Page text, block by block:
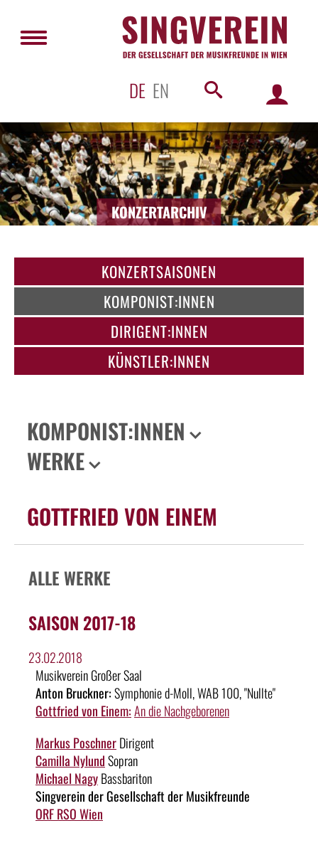
DE EN
KONZERTARCHIV
KONZERTSAISONEN
KOMPONIST:INNEN
DIRIGENT:INNEN
KÜNSTLER:INNEN
KOMPONIST:INNEN
WERKE
GOTTFRIED VON EINEM
ALLE WERKE
SAISON 2017-18
23.02.2018
Musikverein Großer Saal
Anton Bruckner:Symphonie d-Moll, WAB 100, "Nullte"
Gottfried von Einem:An die Nachgeborenen
Markus PoschnerDirigent
Camilla NylundSopran
Michael NagyBassbariton
Singverein der Gesellschaft der Musikfreunde
ORF RSO Wien